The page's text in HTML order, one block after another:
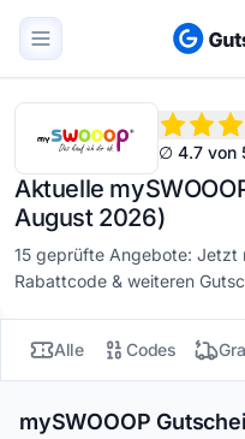
∅ 4.7 von
Aktuelle
August 2026)
15 geprüfte Angebote: Jetzt
Rabattcode & weiteren
Alle Codes
mySWOOOP